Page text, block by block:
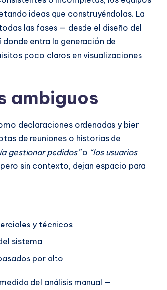
ideas que construyéndolas. La
las fases — desde el diseño del
entra la generación de
poco claros en visualizaciones
ambiguos
declaraciones ordenadas y bien
de reuniones o historias de
gestionar pedidos”o “los usuarios
sin contexto, dejan espacio para
y técnicos
sistema
por alto
del análisis manual —